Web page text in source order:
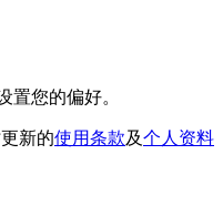
置您的偏好。
新的使用条款及个人资料